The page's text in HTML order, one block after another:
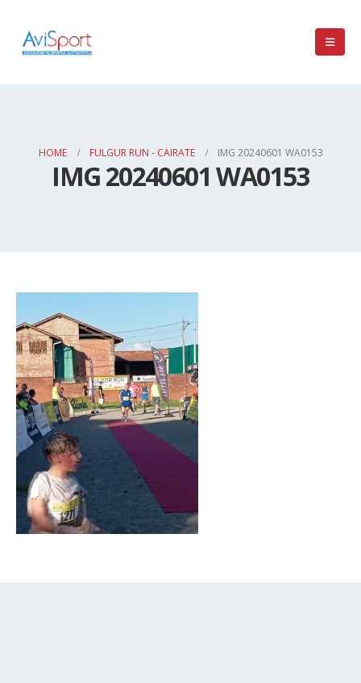
HOME FULGUR RUN - CAIRATE IMG 20240601 WA0153
IMG 20240601 WA0153